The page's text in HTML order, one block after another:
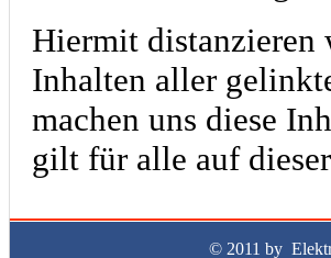
Hiermit distanzieren
Inhalten aller
machen uns diese
gilt für alle auf
© 2011 by